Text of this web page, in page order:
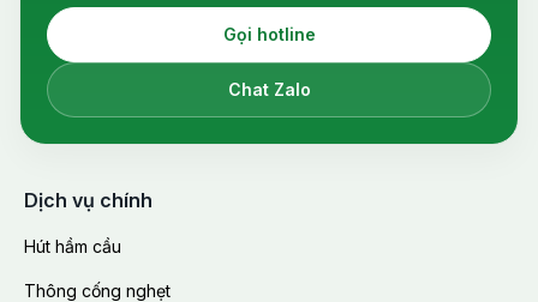
Gọi hotline
Chat Zalo
Dịch vụ chính
Hút hầm cầu
Thông cống nghẹt